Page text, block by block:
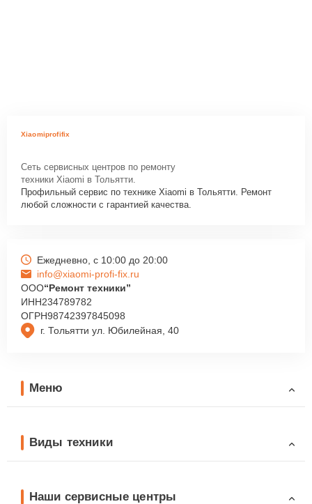
Xiaomiprofifix
Сеть сервисных центров по ремонту
техники Xiaomi в Тольятти.
Профильный сервис по технике Xiaomi в Тольятти. Ремонт
любой сложности с гарантией качества.
г. Тольятти ул. Юбилейная, 40
Ежедневно, с 10:00 до 20:00
info@xiaomi-profi-fix.ru
ООО“Ремонт техники”
ИНН234789782
ОГРН98742397845098
Меню
Виды техники
Наши сервисные центры